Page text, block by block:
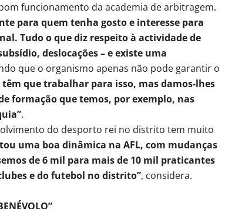
funcionamento da academia de arbitragem.
para quem tenha gosto e interesse para
Tudo o que diz respeito à actividade de
deslocações – e existe uma
que o organismo apenas não pode garantir o
que trabalhar para isso, mas damos-lhes
formação que temos, por exemplo, nas
.
do desporto rei no distrito tem muito
uma boa dinâmica na AFL, com mudanças
de 6 mil para mais de 10 mil praticantes
e do futebol no distrito”, considera.